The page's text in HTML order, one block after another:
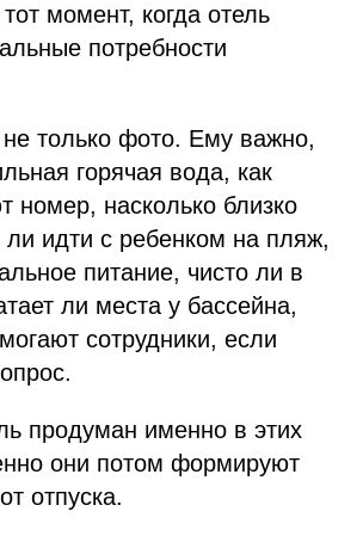
момент, когда отель
потребности
только фото. Ему важно,
горячая вода, как
номер, насколько близко
идти с ребенком на пляж,
питание, чисто ли в
ли места у бассейна,
сотрудники, если
продуман именно в этих
они потом формируют
отпуска.